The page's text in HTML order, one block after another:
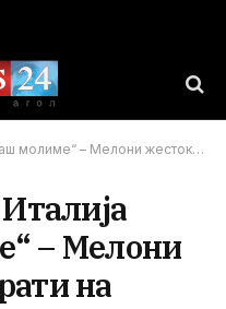
– Мелони жестоко му одврати на Трамп
– Мелони
на